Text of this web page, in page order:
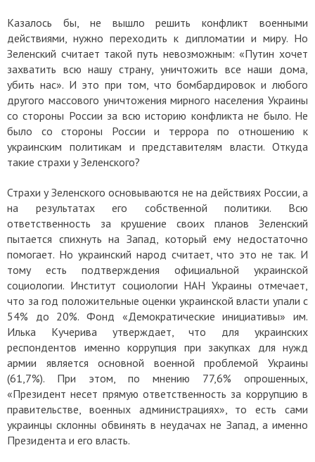
Казалось бы, не вышло решить конфликт военными
действиями, нужно переходить к дипломатии и миру. Но
Зеленский считает такой путь невозможным: «Путин хочет
захватить всю нашу страну, уничтожить все наши дома,
убить нас». И это при том, что бомбардировок и любого
другого массового уничтожения мирного населения Украины
со стороны России за всю историю конфликта не было. Не
было со стороны России и террора по отношению к
украинским политикам и представителям власти. Откуда
такие страхи у Зеленского?
Страхи у Зеленского основываются не на действиях России, а
на результатах его собственной политики. Всю
ответственность за крушение своих планов Зеленский
пытается спихнуть на Запад, который ему недостаточно
помогает. Но украинский народ считает, что это не так. И
тому есть подтверждения официальной украинской
социологии. Институт социологии НАН Украины отмечает,
что за год положительные оценки украинской власти упали с
54% до 20%. Фонд «Демократические инициативы» им.
Илька Кучерива утверждает, что для украинских
респондентов именно коррупция при закупках для нужд
армии является основной военной проблемой Украины
(61,7%). При этом, по мнению 77,6% опрошенных,
«Президент несет прямую ответственность за коррупцию в
правительстве, военных администрациях», то есть сами
украинцы склонны обвинять в неудачах не Запад, а именно
Президента и его власть.